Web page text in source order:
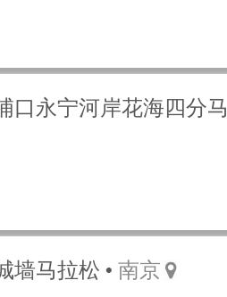
口永宁河岸花海四分马
墙马拉松 南京